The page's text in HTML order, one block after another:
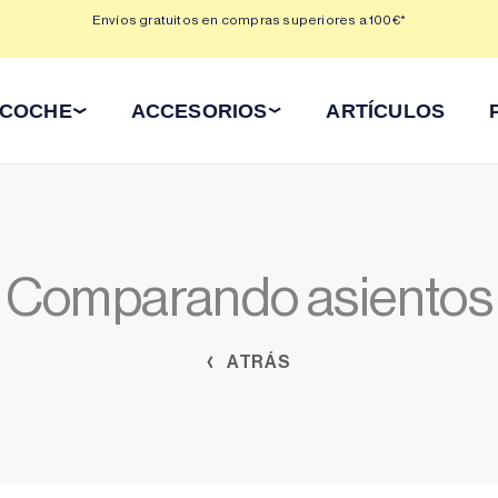
Envíos gratuitos en compras superiores a 100€*
ACCESORIOS ARTÍCULOS
Comparando asientos
ATRÁS